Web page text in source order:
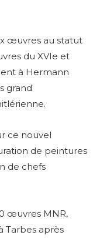
œuvres au statut
du XVIe et
à Hermann
grand
ce nouvel
de peintures
de chefs
œuvres MNR,
Tarbes après